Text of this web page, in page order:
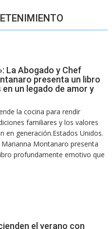
La Abogado y Chef
presenta un libro
un legado de amor y
la cocina para rendir
familiares y los valores
en generación.Estados Unidos.
Montanaro presenta
profundamente emotivo que
el verano con